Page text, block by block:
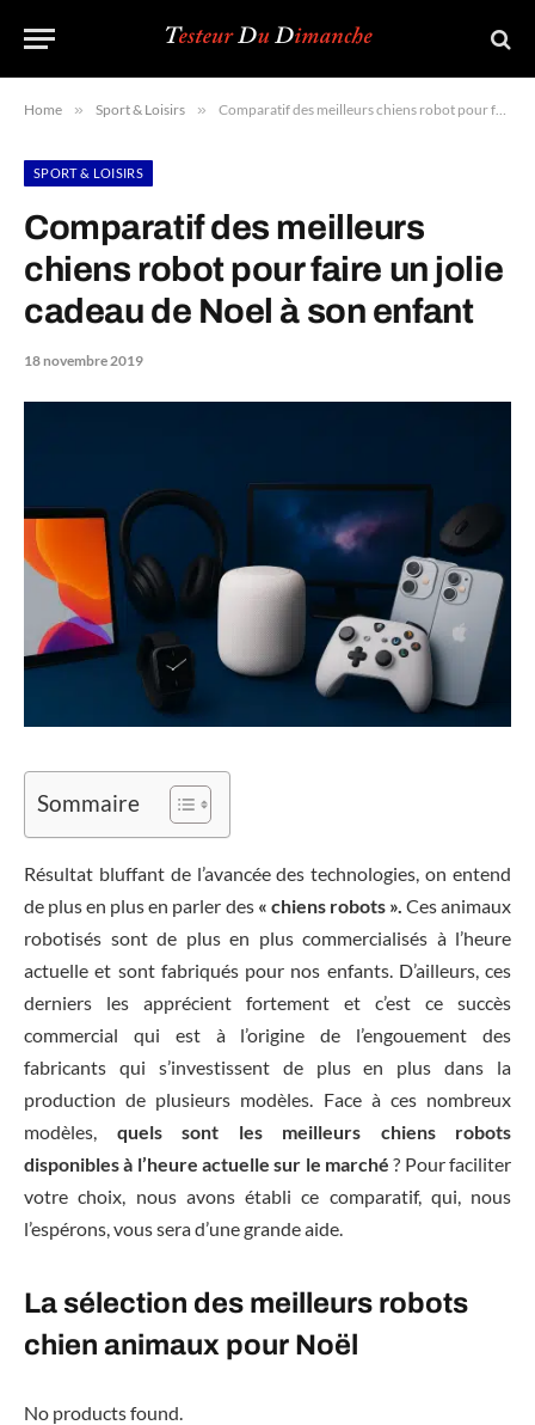
Home » Sport & Loisirs » Comparatif des meilleurs chiens robot pour faire un jolie cadeau de Noel à son enfant
SPORT & LOISIRS
Comparatif des meilleurs
chiens robot pour faire un jolie
cadeau de Noel à son enfant
18 novembre 2019
Sommaire
Résultat bluffant de l’avancée des technologies, on entend
de plus en plus en parler des « chiens robots ». Ces animaux
robotisés sont de plus en plus commercialisés à l’heure
actuelle et sont fabriqués pour nos enfants. D’ailleurs, ces
derniers les apprécient fortement et c’est ce succès
commercial qui est à l’origine de l’engouement des
fabricants qui s’investissent de plus en plus dans la
production de plusieurs modèles. Face à ces nombreux
modèles, quels sont les meilleurs chiens robots
disponibles à l’heure actuelle sur le marché ? Pour faciliter
votre choix, nous avons établi ce comparatif, qui, nous
l’espérons, vous sera d’une grande aide.
La sélection des meilleurs robots
chien animaux pour Noël
No products found.